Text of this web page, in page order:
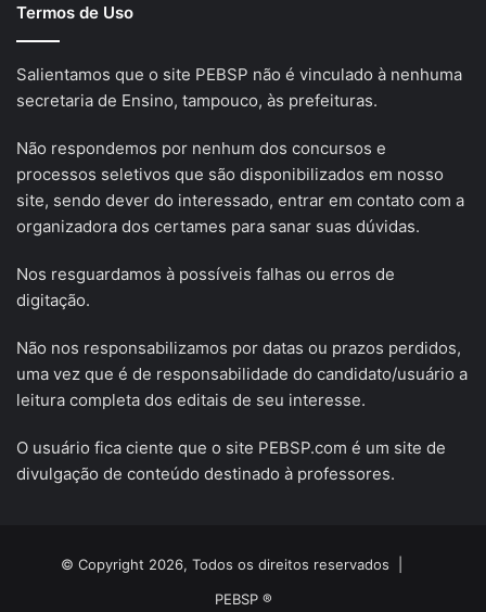
Termos de Uso
Salientamos que o site PEBSP não é vinculado à nenhuma
secretaria de Ensino, tampouco, às prefeituras.
Não respondemos por nenhum dos concursos e
processos seletivos que são disponibilizados em nosso
site, sendo dever do interessado, entrar em contato com a
organizadora dos certames para sanar suas dúvidas.
Nos resguardamos à possíveis falhas ou erros de
digitação.
Não nos responsabilizamos por datas ou prazos perdidos,
uma vez que é de responsabilidade do candidato/usuário a
leitura completa dos editais de seu interesse.
O usuário fica ciente que o site PEBSP.com é um site de
divulgação de conteúdo destinado à professores.
© Copyright 2026, Todos os direitos reservados |
PEBSP ®